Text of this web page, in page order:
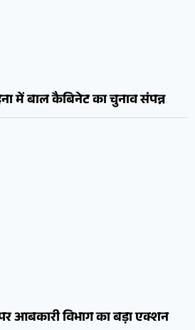
में बाल कैबिनेट का चुनाव संपन्न
आबकारी विभाग का बड़ा एक्शन